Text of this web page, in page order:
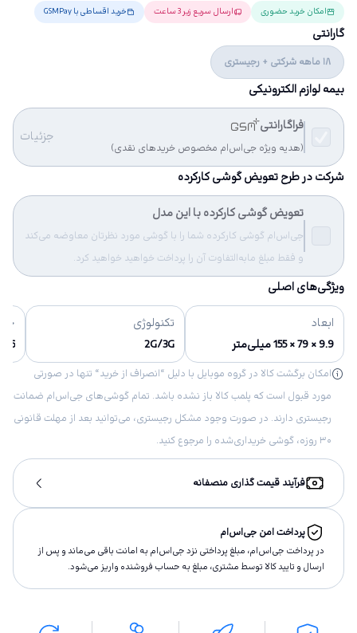
امکان خرید حضوری ارسال سریع زیر 3 ساعت خرید اقساطی با GSMPay
گارانتی
18 ماهه شرکتی + رجیستری
بیمه لوازم الکترونیکی
فراگارانتی
(هدیه ویژه جی‌اس‌ام مخصوص خریدهای نقدی)
جزئیات
شرکت در طرح تعویض گوشی کارکرده
تعویض گوشی کارکرده با این مدل
جی‌اس‌ام گوشی کارکرده شما را با گوشی مورد نظرتان معاوضه می‌کند
و فقط مبلغ مابه‌التفاوت آن را پرداخت خواهید خواهید کرد.
ویژگی‌های اصلی
ابعاد
9.9 × 79 × 155 میلی‌متر
تکنولوژی
2G/3G
16 گیگابایت
امکان برگشت کالا در گروه موبایل با دلیل “انصراف از خرید“ تنها در صورتی
مورد قبول است که پلمب کالا باز نشده باشد. تمام گوشی‌های جی‌اس‌ام ضمانت
رجیستری دارند. در صورت وجود مشکل رجیستری، می‌توانید بعد از مهلت قانونی
۳۰ روزه، گوشی خریداری‌شده را مرجوع کنید.
فرآیند قیمت گذاری منصفانه
پرداخت امن جی‌اس‌ام
در پرداخت جی‌اس‌ام، مبلغ پرداختى نزد جی‌اس‌ام به امانت باقى مى‌ماند و پس از
ارسال و تاييد كالا توسط مشتری، مبلغ به حساب فروشنده واريز مى‌شود.